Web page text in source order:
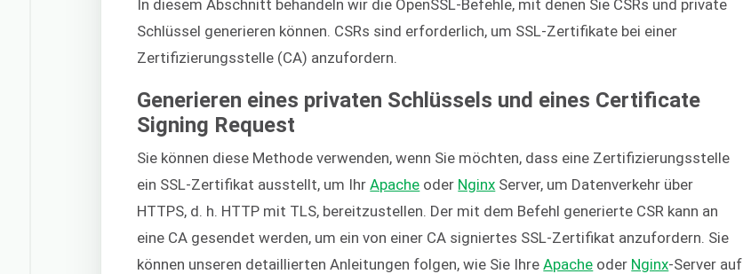
In diesem Abschnitt behandeln wir die OpenSSL-Befehle, mit denen Sie CSRs und private
Schlüssel generieren können. CSRs sind erforderlich, um SSL-Zertifikate bei einer
Zertifizierungsstelle (CA) anzufordern.
Generieren eines privaten Schlüssels und eines Certificate
Signing Request
Sie können diese Methode verwenden, wenn Sie möchten, dass eine Zertifizierungsstelle
ein SSL-Zertifikat ausstellt, um IhrApache oder Nginx Server, um Datenverkehr über
HTTPS, d. h. HTTP mit TLS, bereitzustellen. Der mit dem Befehl generierte CSR kann an
eine CA gesendet werden, um ein von einer CA signiertes SSL-Zertifikat anzufordern. Sie
können unseren detaillierten Anleitungen folgen, wie Sie IhreApache oder Nginx-Server auf